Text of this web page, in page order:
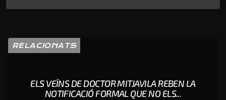
RELACIONATS
ELS VEÏNS DE DOCTOR MITJAVILA REBEN LA
NOTIFICACIÓ FORMAL QUE NO ELS...